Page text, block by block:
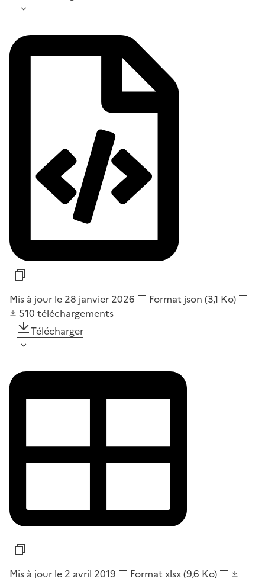
Mis à jour le 28 janvier 2026 Format json (3,1 Ko)
510 téléchargements
Télécharger
Mis à jour le 2 avril 2019 Format xlsx(9,6 Ko)